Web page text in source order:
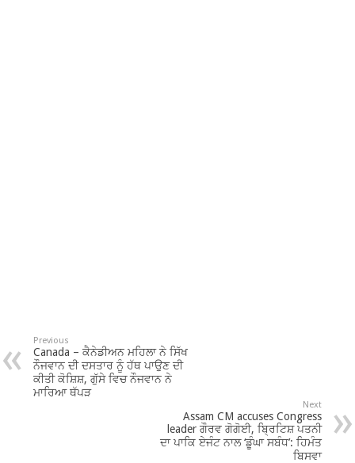
Previous
Canada – ਕੈਨੇਡੀਅਨ ਮਹਿਲਾ ਨੇ ਸਿੱਖ
ਨੌਜਵਾਨ ਦੀ ਦਸਤਾਰ ਨੂੰ ਹੱਥ ਪਾਉਣ ਦੀ
ਕੀਤੀ ਕੋਸ਼ਿਸ਼, ਗੁੱਸੇ ਵਿਚ ਨੌਜਵਾਨ ਨੇ
ਮਾਰਿਆ ਥੱਪੜ
Next
Assam CM accuses Congress
leader ਗੌਰਵ ਗੋਗੋਈ, ਬ੍ਰਿਟਿਸ਼ ਪਤਨੀ
ਦਾ ਪਾਕਿ ਏਜੰਟ ਨਾਲ ‘ਡੂੰਘਾ ਸਬੰਧ’: ਹਿਮੰਤ
ਬਿਸਵਾ